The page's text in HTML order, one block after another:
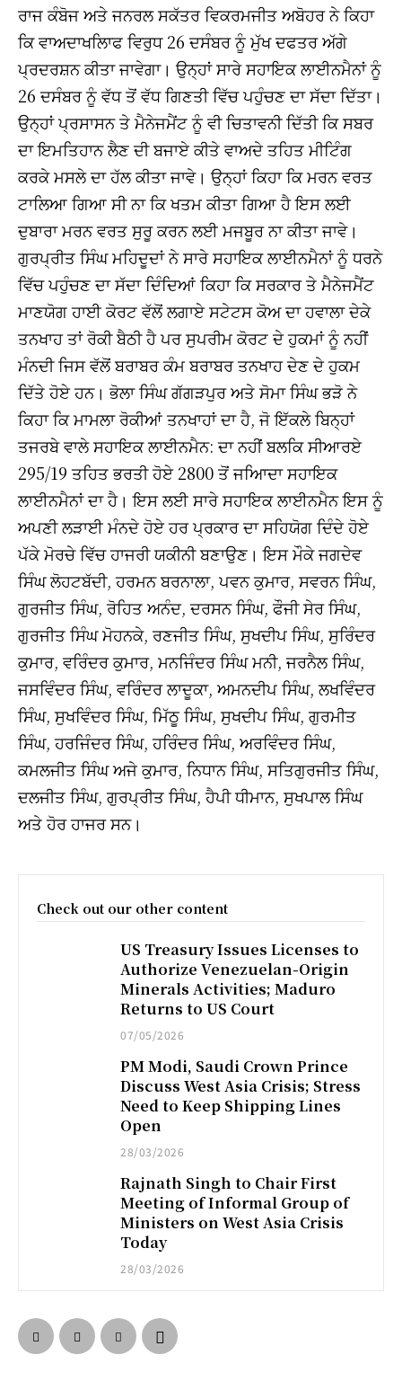
ਰਾਜ ਕੰਬੋਜ ਅਤੇ ਜਨਰਲ ਸਕੱਤਰ ਵਿਕਰਮਜੀਤ ਅਬੋਹਰ ਨੇ ਕਿਹਾ
ਕਿ ਵਾਅਦਾਖਲਿਾਫ ਵਿਰੁਧ 26 ਦਸੰਬਰ ਨੂੰ ਮੁੱਖ ਦਫਤਰ ਅੱਗੇ
ਪ੍ਰਦਰਸ਼ਨ ਕੀਤਾ ਜਾਵੇਗਾ। ਉਨ੍ਹਾਂ ਸਾਰੇ ਸਹਾਇਕ ਲਾਈਨਮੈਨਾਂ ਨੂੰ
26 ਦਸੰਬਰ ਨੂੰ ਵੱਧ ਤੋਂ ਵੱਧ ਗਿਣਤੀ ਵਿੱਚ ਪਹੁੰਚਣ ਦਾ ਸੱਦਾ ਦਿੱਤਾ।
ਉਨ੍ਹਾਂ ਪ੍ਰਸਾਸਨ ਤੇ ਮੈਨੇਜਮੈਂਟ ਨੂੰ ਵੀ ਚਿਤਾਵਨੀ ਦਿੱਤੀ ਕਿ ਸਬਰ
ਦਾ ਇਮਤਿਹਾਨ ਲੈਣ ਦੀ ਬਜਾਏ ਕੀਤੇ ਵਾਅਦੇ ਤਹਿਤ ਮੀਟਿੰਗ
ਕਰਕੇ ਮਸਲੇ ਦਾ ਹੱਲ ਕੀਤਾ ਜਾਵੇ। ਉਨ੍ਹਾਂ ਕਿਹਾ ਕਿ ਮਰਨ ਵਰਤ
ਟਾਲਿਆ ਗਿਆ ਸੀ ਨਾ ਕਿ ਖਤਮ ਕੀਤਾ ਗਿਆ ਹੈ ਇਸ ਲਈ
ਦੁਬਾਰਾ ਮਰਨ ਵਰਤ ਸੁਰੂ ਕਰਨ ਲਈ ਮਜਬੂਰ ਨਾ ਕੀਤਾ ਜਾਵੇ।
ਗੁਰਪ੍ਰੀਤ ਸਿੰਘ ਮਹਿਦੂਦਾਂ ਨੇ ਸਾਰੇ ਸਹਾਇਕ ਲਾਈਨਮੈਨਾਂ ਨੂੰ ਧਰਨੇ
ਵਿੱਚ ਪਹੁੰਚਣ ਦਾ ਸੱਦਾ ਦਿੰਦਿਆਂ ਕਿਹਾ ਕਿ ਸਰਕਾਰ ਤੇ ਮੈਨੇਜਮੈਂਟ
ਮਾਣਯੋਗ ਹਾਈ ਕੋਰਟ ਵੱਲੋਂ ਲਗਾਏ ਸਟੇਟਸ ਕੋਅ ਦਾ ਹਵਾਲਾ ਦੇਕੇ
ਤਨਖਾਹ ਤਾਂ ਰੋਕੀ ਬੈਠੀ ਹੈ ਪਰ ਸੁਪਰੀਮ ਕੋਰਟ ਦੇ ਹੁਕਮਾਂ ਨੂੰ ਨਹੀਂ
ਮੰਨਦੀ ਜਿਸ ਵੱਲੋਂ ਬਰਾਬਰ ਕੰਮ ਬਰਾਬਰ ਤਨਖਾਹ ਦੇਣ ਦੇ ਹੁਕਮ
ਦਿੱਤੇ ਹੋਏ ਹਨ। ਭੋਲਾ ਸਿੰਘ ਗੱਗੜਪੁਰ ਅਤੇ ਸੋਮਾ ਸਿੰਘ ਭੜੋ ਨੇ
ਕਿਹਾ ਕਿ ਮਾਮਲਾ ਰੋਕੀਆਂ ਤਨਖਾਹਾਂ ਦਾ ਹੈ, ਜੋ ਇੱਕਲੇ ਬਿਨ੍ਹਾਂ
ਤਜਰਬੇ ਵਾਲੇ ਸਹਾਇਕ ਲਾਈਨਮੈਨ: ਦਾ ਨਹੀਂ ਬਲਕਿ ਸੀਆਰਏ
295/19 ਤਹਿਤ ਭਰਤੀ ਹੋਏ 2800 ਤੋਂ ਜਅਿਾਦਾ ਸਹਾਇਕ
ਲਾਈਨਮੈਨਾਂ ਦਾ ਹੈ। ਇਸ ਲਈ ਸਾਰੇ ਸਹਾਇਕ ਲਾਈਨਮੈਨ ਇਸ ਨੂੰ
ਅਪਣੀ ਲੜਾਈ ਮੰਨਦੇ ਹੋਏ ਹਰ ਪ੍ਰਕਾਰ ਦਾ ਸਹਿਯੋਗ ਦਿੰਦੇ ਹੋਏ
ਪੱਕੇ ਮੋਰਚੇ ਵਿੱਚ ਹਾਜਰੀ ਯਕੀਨੀ ਬਣਾਉਣ। ਇਸ ਮੌਕੇ ਜਗਦੇਵ
ਸਿੰਘ ਲੋਹਟਬੱਦੀ, ਹਰਮਨ ਬਰਨਾਲਾ, ਪਵਨ ਕੁਮਾਰ, ਸਵਰਨ ਸਿੰਘ,
ਗੁਰਜੀਤ ਸਿੰਘ, ਰੋਹਿਤ ਅਨੰਦ, ਦਰਸਨ ਸਿੰਘ, ਫੌਜੀ ਸੇਰ ਸਿੰਘ,
ਗੁਰਜੀਤ ਸਿੰਘ ਮੋਹਨਕੇ, ਰਣਜੀਤ ਸਿੰਘ, ਸੁਖਦੀਪ ਸਿੰਘ, ਸੁਰਿੰਦਰ
ਕੁਮਾਰ, ਵਰਿੰਦਰ ਕੁਮਾਰ, ਮਨਜਿੰਦਰ ਸਿੰਘ ਮਨੀ, ਜਰਨੈਲ ਸਿੰਘ,
ਜਸਵਿੰਦਰ ਸਿੰਘ, ਵਰਿੰਦਰ ਲਾਦੂਕਾ, ਅਮਨਦੀਪ ਸਿੰਘ, ਲਖਵਿੰਦਰ
ਸਿੰਘ, ਸੁਖਵਿੰਦਰ ਸਿੰਘ, ਮਿੱਠੂ ਸਿੰਘ, ਸੁਖਦੀਪ ਸਿੰਘ, ਗੁਰਮੀਤ
ਸਿੰਘ, ਹਰਜਿੰਦਰ ਸਿੰਘ, ਹਰਿੰਦਰ ਸਿੰਘ, ਅਰਵਿੰਦਰ ਸਿੰਘ,
ਕਮਲਜੀਤ ਸਿੰਘ ਅਜੇ ਕੁਮਾਰ, ਨਿਧਾਨ ਸਿੰਘ, ਸਤਿਗੁਰਜੀਤ ਸਿੰਘ,
ਦਲਜੀਤ ਸਿੰਘ, ਗੁਰਪ੍ਰੀਤ ਸਿੰਘ, ਹੈਪੀ ਧੀਮਾਨ, ਸੁਖਪਾਲ ਸਿੰਘ
ਅਤੇ ਹੋਰ ਹਾਜਰ ਸਨ।
Check out our other content
US Treasury Issues Licenses to
Authorize Venezuelan-Origin
Minerals Activities; Maduro
Returns to US Court
07/05/2026
PM Modi, Saudi Crown Prince
Discuss West Asia Crisis; Stress
Need to Keep Shipping Lines
Open
28/03/2026
Rajnath Singh to Chair First
Meeting of Informal Group of
Ministers on West Asia Crisis
Today
28/03/2026